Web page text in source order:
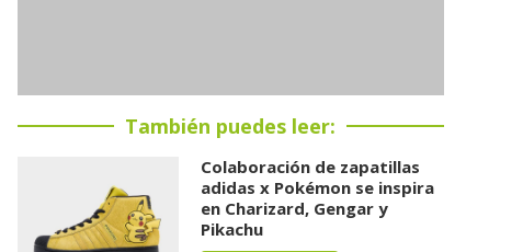
También puedes leer:
Colaboración de zapatillas
adidas x Pokémon se inspira
en Charizard, Gengar y
Pikachu